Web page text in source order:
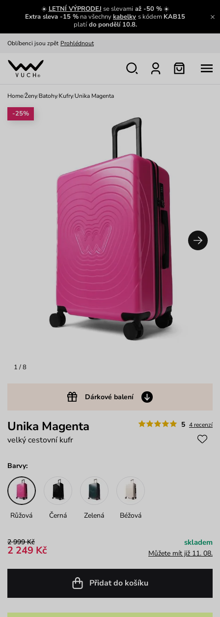
☀️ LETNÍ VÝPRODEJ se slevamiaž -50 %☀️
Extra sleva -15 % na všechnykabelky s kódem KAB15
platído pondělí 10.8.
Zajímavosti ze světa Vuch:
Zobrazit
Oblíbenci jsou zpět Prohlédnout
Nech se inspirovat
Home/Ženy/Batohy/Kufry/Unika Magenta
1 / 8
Dárkové balení
-25%
5 4 recenzí
Unika Magenta
velký cestovní kufr
Barvy:
Růžová Černá Zelená Béžová
2 999 Kč
2 249 Kč
skladem
Můžete mít již 11. 08.
Přidat do košíku